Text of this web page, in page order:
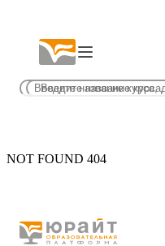
NOT FOUND 404